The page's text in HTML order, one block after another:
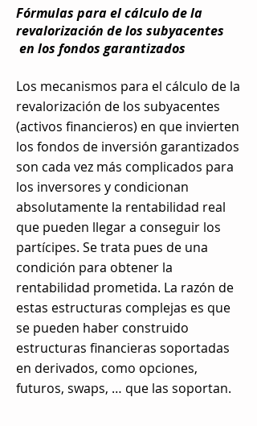
Fórmulas para el cálculo de la
revalorización de los subyacentes
en los fondos garantizados
Los mecanismos para el cálculo de la
revalorización de los subyacentes
(activos financieros) en que invierten
los fondos de inversión garantizados
son cada vez más complicados para
los inversores y condicionan
absolutamente la rentabilidad real
que pueden llegar a conseguir los
partícipes. Se trata pues de una
condición para obtener la
rentabilidad prometida. La razón de
estas estructuras complejas es que
se pueden haber construido
estructuras financieras soportadas
en derivados, como opciones,
futuros, swaps, … que las soportan.